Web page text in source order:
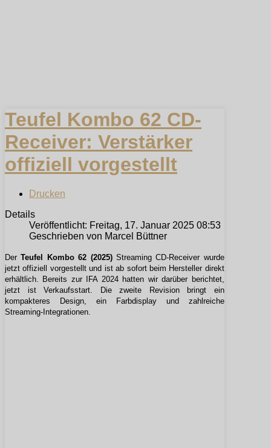
Teufel Kombo 62 CD-
Receiver: Verstärker
offiziell vorgestellt
Drucken
Details
Veröffentlicht: Freitag, 17. Januar 2025 08:53
Geschrieben von Marcel Büttner
DerTeufel Kombo 62 (2025)Streaming CD-Receiver wurde
jetzt offiziell vorgestellt und ist ab sofort beim Hersteller direkt
erhältlich. Bereits zur IFA 2024 hatten wir darüber berichtet,
jetzt ist Verkaufsstart. Die zweite Revision bringt ein
kompakteres Design, ein Farbdisplay und zahlreiche
Streaming-Integrationen.